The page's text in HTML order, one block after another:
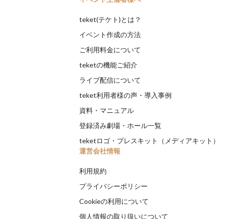
teket(テケト)とは？
イベント作成の方法
ご利用料金について
teketの機能ご紹介
ライブ配信について
teket利用者様の声・導入事例
資料・マニュアル
登録済み劇場・ホール一覧
teketロゴ・プレスキット（メディアキット）
運営会社情報
利用規約
プライバシーポリシー
Cookieの利用について
個人情報の取り扱いについて